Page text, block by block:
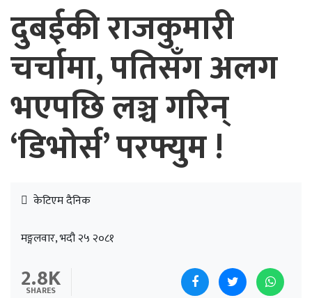
दुबईकी राजकुमारी
चर्चामा, पतिसँग अलग
भएपछि लञ्च गरिन्
‘डिभोर्स’ परफ्युम !
केटिएम दैनिक
मङ्गलवार, भदौ २५ २०८१
2.8K
SHARES